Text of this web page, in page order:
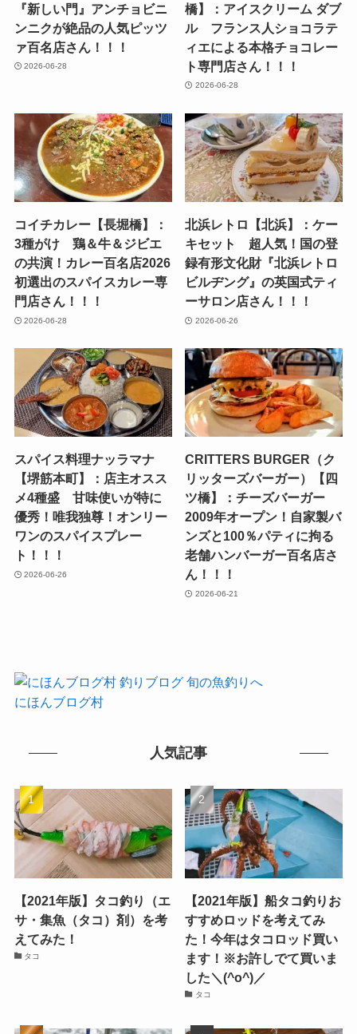
『新しい門』アンチョビニ
ンニクが絶品の人気ピッツ
ァ百名店さん！！！
2026-06-28
橋】：アイスクリーム ダブ
ル フランス人ショコラテ
ィエによる本格チョコレー
ト専門店さん！！！
2026-06-28
コイチカレー【長堀橋】：
3種がけ 鶏＆牛＆ジビエ
の共演！カレー百名店2026
初選出のスパイスカレー専
門店さん！！！
2026-06-28
北浜レトロ【北浜】：ケー
キセット 超人気！国の登
録有形文化財『北浜レトロ
ビルヂング』の英国式ティ
ーサロン店さん！！！
2026-06-26
スパイス料理ナッラマナ
【堺筋本町】：店主オスス
メ4種盛 甘味使いが特に
優秀！唯我独尊！オンリー
ワンのスパイスプレー
ト！！！
2026-06-26
CRITTERS BURGER（ク
リッターズバーガー）【四
ツ橋】：チーズバーガー
2009年オープン！自家製バ
ンズと100％パティに拘る
老舗ハンバーガー百名店さ
ん！！！
2026-06-21
にほんブログ村
人気記事
【2021年版】タコ釣り（エ
サ・集魚（タコ）剤）を考
えてみた！
タコ
【2021年版】船タコ釣りお
すすめロッドを考えてみ
た！今年はタコロッド買い
ます！※お許しでて買いま
した＼(^o^)／
タコ